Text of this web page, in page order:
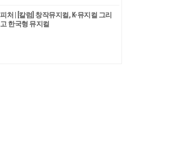
피처 | [칼럼] 창작뮤지컬, K-뮤지컬 그리
고 한국형 뮤지컬